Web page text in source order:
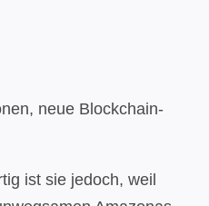
neue Blockchain-
ist sie jedoch, weil